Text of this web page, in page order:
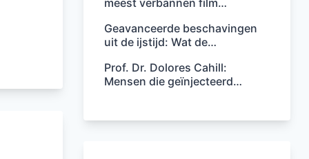
meest verbannen film…
Geavanceerde beschavingen
uit de ijstijd: Wat de…
Prof. Dr. Dolores Cahill:
Mensen die geïnjecteerd…